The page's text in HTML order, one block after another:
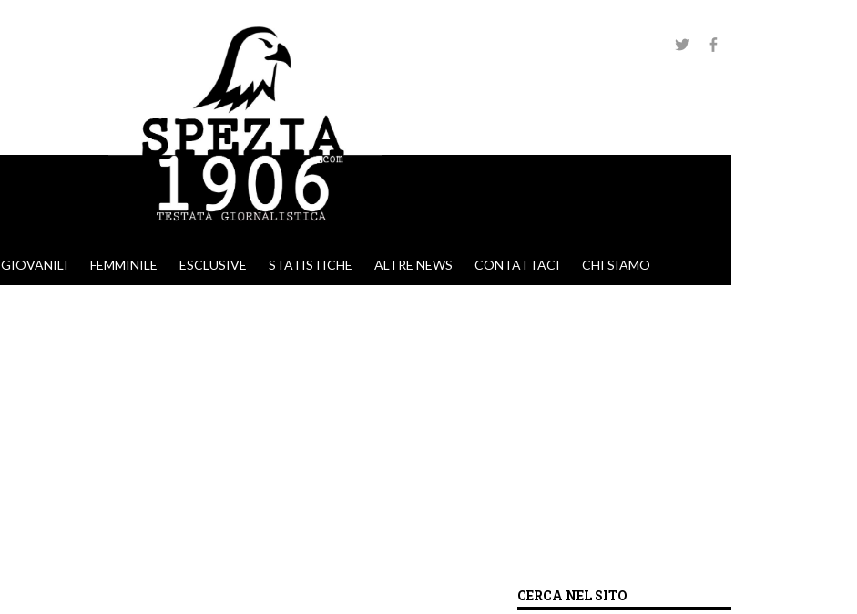
GIOVANILI FEMMINILE ESCLUSIVE STATISTICHE ALTRE NEWS CONTATTACI CHI SIAMO
CERCA NEL SITO